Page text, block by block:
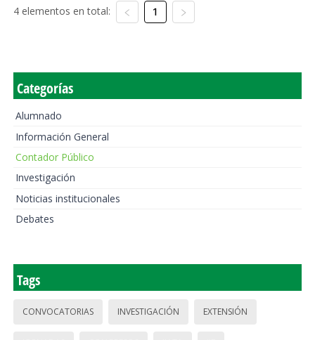
4 elementos en total: 1
Categorías
Alumnado
Información General
Contador Público
Investigación
Noticias institucionales
Debates
Tags
CONVOCATORIAS INVESTIGACIÓN EXTENSIÓN